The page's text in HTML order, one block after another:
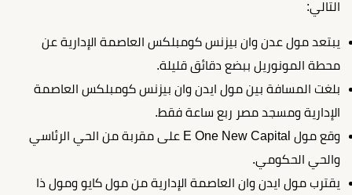
التالي:
يبتعد مول عدن وان بيزنس كومبلكس العاصمة الإدارية عن
محطة المونوريل ببضع دقائق قليلة.
بلغت المسافة بين مول ايدن وان بيزنس كومبلكس العاصمة
الإدارية ومسجد مصر ربع ساعة فقط.
وقع مول E One New Capital على مقربة من الحي الرئاسي
والحي الحكومي.
يقترب مول ايدن وان العاصمة الإدارية من مول كايو ومول ذا